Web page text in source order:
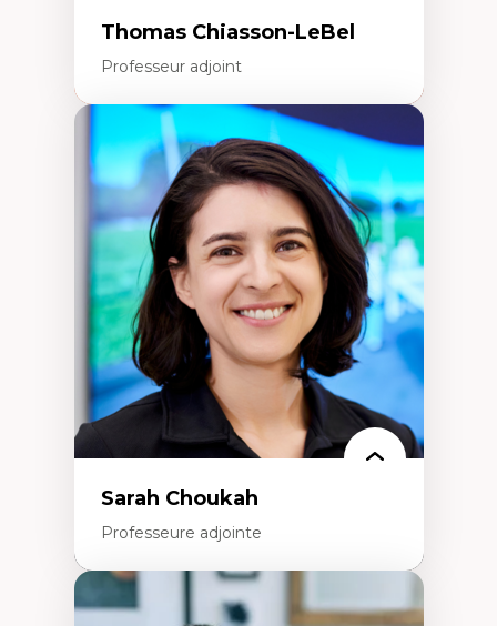
Thomas Chiasson-LeBel
Professeur adjoint
Expertises
Théories du développement
Économie politique comparée
Élites économiques
Sociologie économique
Extractivisme
Classes sociales
Mouvements sociaux
Théories de l’État
Sarah Choukah
Professeure adjointe
Expertises